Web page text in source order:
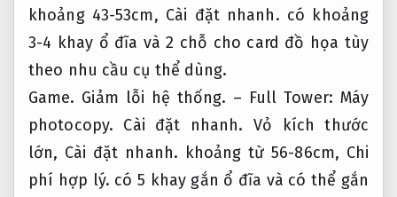
khoảng 43-53cm, Cài đặt nhanh. có khoảng
3-4 khay ổ đĩa và 2 chỗ cho card đồ họa tùy
theo nhu cầu cụ thể dùng.
Game. Giảm lỗi hệ thống. – Full Tower: Máy
photocopy. Cài đặt nhanh. Vỏ kích thước
lớn, Cài đặt nhanh. khoảng từ 56-86cm, Chi
phí hợp lý. có 5 khay gắn ổ đĩa và có thể gắn